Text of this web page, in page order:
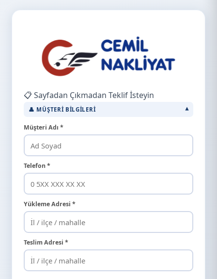
📋 Sayfadan Çıkmadan Teklif İsteyin
👤 MÜŞTERI BILGILERI
Müşteri Adı *
Telefon *
Yükleme Adresi *
Teslim Adresi *